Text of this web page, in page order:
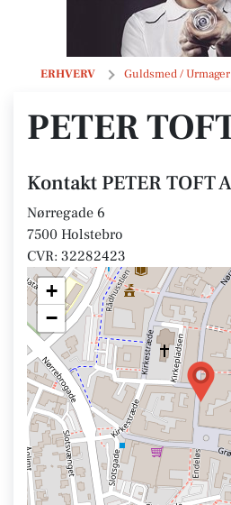
ERHVERV Guldsmed /
PETER TOFT A/S
PETER
Kontakt PETER TOFT
Nørregade 6
7500 Holstebro
CVR: 32282423
+
−